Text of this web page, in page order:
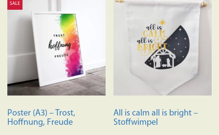
Die
Optionen
können
auf
der
SALE
Poster (A3) – Trost,
Hoffnung, Freude
All is calm all is bright –
Stoffwimpel